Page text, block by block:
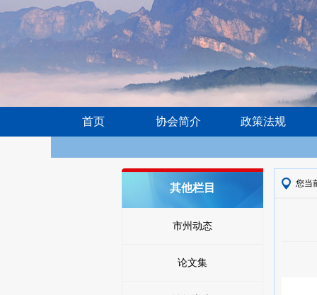
首页 协会简介 政策法规
其他栏目
市州动态
论文集
您当